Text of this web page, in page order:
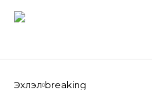
Эхлэл breaking